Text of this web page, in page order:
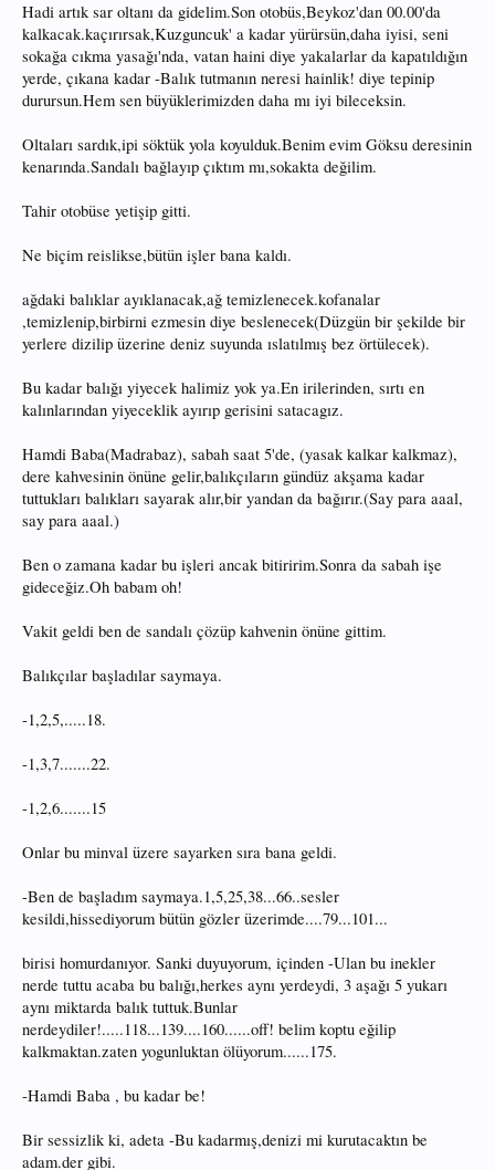
Hadi artık sar oltanı da gidelim.Son otobüs,Beykoz'dan 00.00'da
kalkacak.kaçırırsak,Kuzguncuk' a kadar yürürsün,daha iyisi, seni
sokağa cıkma yasağı'nda, vatan haini diye yakalarlar da kapatıldığın
yerde, çıkana kadar -Balık tutmanın neresi hainlik! diye tepinip
durursun.Hem sen büyüklerimizden daha mı iyi bileceksin.
Oltaları sardık,ipi söktük yola koyulduk.Benim evim Göksu deresinin
kenarında.Sandalı bağlayıp çıktım mı,sokakta değilim.
Tahir otobüse yetişip gitti.
Ne biçim reislikse,bütün işler bana kaldı.
ağdaki balıklar ayıklanacak,ağ temizlenecek.kofanalar
,temizlenip,birbirni ezmesin diye beslenecek(Düzgün bir şekilde bir
yerlere dizilip üzerine deniz suyunda ıslatılmış bez örtülecek).
Bu kadar balığı yiyecek halimiz yok ya.En irilerinden, sırtı en
kalınlarından yiyeceklik ayırıp gerisini satacagız.
Hamdi Baba(Madrabaz), sabah saat 5'de, (yasak kalkar kalkmaz),
dere kahvesinin önüne gelir,balıkçıların gündüz akşama kadar
tuttukları balıkları sayarak alır,bir yandan da bağırır.(Say para aaal,
say para aaal.)
Ben o zamana kadar bu işleri ancak bitiririm.Sonra da sabah işe
gideceğiz.Oh babam oh!
Vakit geldi ben de sandalı çözüp kahvenin önüne gittim.
Balıkçılar başladılar saymaya.
-1,2,5,.....18.
-1,3,7.......22.
-1,2,6.......15
Onlar bu minval üzere sayarken sıra bana geldi.
-Ben de başladım saymaya.1,5,25,38...66..sesler
kesildi,hissediyorum bütün gözler üzerimde....79...101...
birisi homurdanıyor. Sanki duyuyorum, içinden -Ulan bu inekler
nerde tuttu acaba bu balığı,herkes aynı yerdeydi, 3 aşağı 5 yukarı
aynı miktarda balık tuttuk.Bunlar
nerdeydiler!.....118...139....160......off! belim koptu eğilip
kalkmaktan.zaten yogunluktan ölüyorum......175.
-Hamdi Baba , bu kadar be!
Bir sessizlik ki, adeta -Bu kadarmış,denizi mi kurutacaktın be
adam.der gibi.